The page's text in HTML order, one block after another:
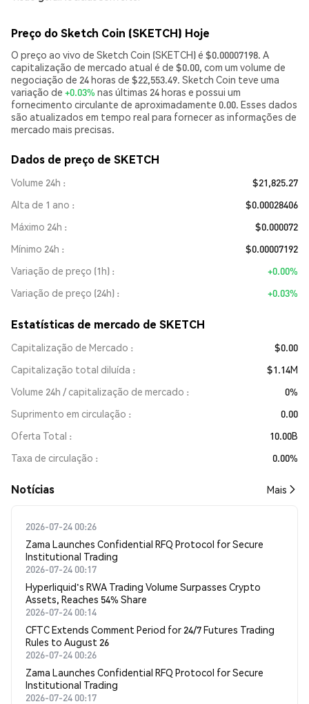
Preço do Sketch Coin (SKETCH) Hoje
O preço ao vivo de Sketch Coin (SKETCH) é $0.00007198. A
capitalização de mercado atual é de $0.00, com um volume de
negociação de 24 horas de $22,553.49. Sketch Coin teve uma
variação de +0.03% nas últimas 24 horas e possui um
fornecimento circulante de aproximadamente 0.00. Esses dados
são atualizados em tempo real para fornecer as informações de
mercado mais precisas.
Dados de preço de SKETCH
Volume 24h
$21,825.27
Alta de 1 ano
$0.00028406
Máximo 24h
$0.000072
Mínimo 24h
$0.00007192
Variação de preço (1h)
+0.00%
Variação de preço (24h)
+0.03%
Estatísticas de mercado de SKETCH
Capitalização de Mercado
$0.00
Capitalização total diluída
$1.14M
Volume 24h / capitalização de mercado
0%
Suprimento em circulação
0.00
Oferta Total
10.00B
Taxa de circulação
0.00%
​​Notícias​​ Mais
2026-07-24 00:26
Zama Launches Confidential RFQ Protocol for Secure
Institutional Trading
2026-07-24 00:17
Hyperliquid's RWA Trading Volume Surpasses Crypto
Assets, Reaches 54% Share
2026-07-24 00:14
CFTC Extends Comment Period for 24/7 Futures Trading
Rules to August 26
2026-07-24 00:26
Zama Launches Confidential RFQ Protocol for Secure
Institutional Trading
2026-07-24 00:17